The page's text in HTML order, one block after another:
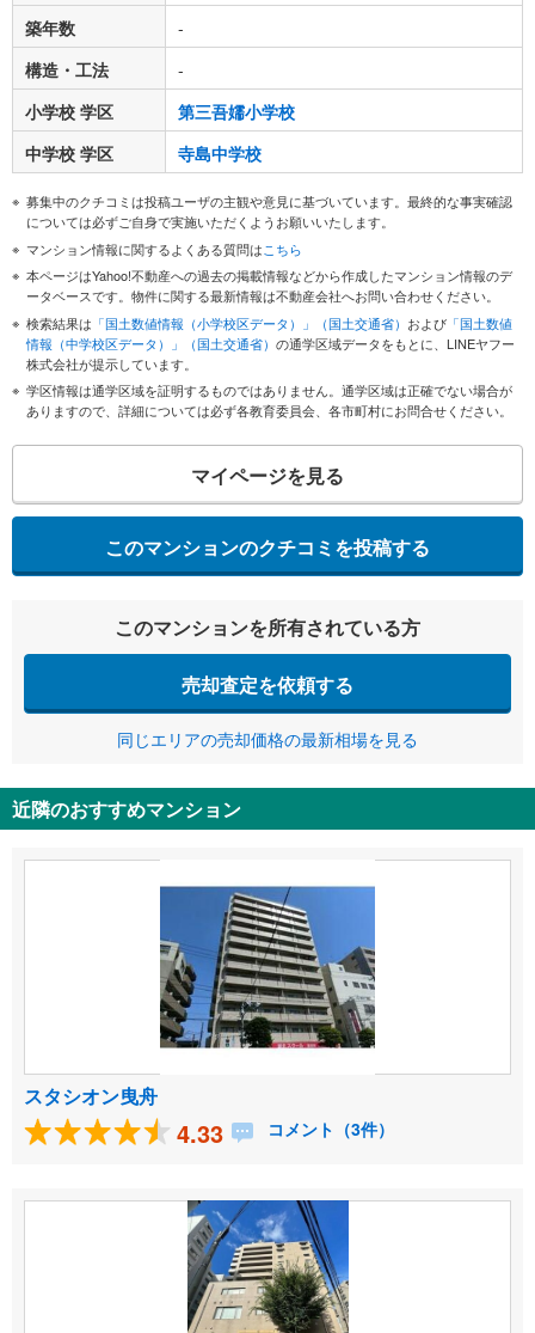
築年数
-
構造・工法
-
小学校 学区
第三吾嬬小学校
中学校 学区
寺島中学校
募集中のクチコミは投稿ユーザの主観や意見に基づいています。最終的な事実確認
については必ずご自身で実施いただくようお願いいたします。
マンション情報に関するよくある質問はこちら
本ページはYahoo!不動産への過去の掲載情報などから作成したマンション情報のデ
ータベースです。物件に関する最新情報は不動産会社へお問い合わせください。
検索結果は 「国土数値情報（小学校区データ）」（国土交通省） および 「国土数値
情報（中学校区データ）」（国土交通省） の通学区域データをもとに、LINEヤフー
株式会社が提示しています。
学区情報は通学区域を証明するものではありません。通学区域は正確でない場合が
ありますので、詳細については必ず各教育委員会、各市町村にお問合せください。
マイページを見る
このマンションのクチコミを投稿する
このマンションを所有されている方
売却査定を依頼する
同じエリアの売却価格の最新相場を見る
近隣のおすすめマンション
スタシオン曳舟
4.33 コメント（3件）